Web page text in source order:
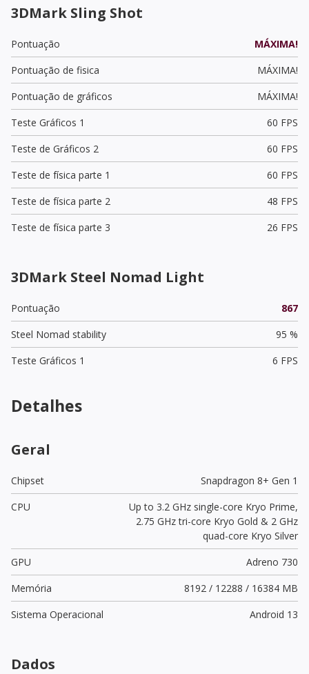
3DMark Sling Shot
Pontuação
MÁXIMA!
Pontuação de fisica
MÁXIMA!
Pontuação de gráficos
MÁXIMA!
Teste Gráficos 1
60 FPS
Teste de Gráficos 2
60 FPS
Teste de física parte 1
60 FPS
Teste de física parte 2
48 FPS
Teste de física parte 3
26 FPS
3DMark Steel Nomad Light
Pontuação
867
Steel Nomad stability
95 %
Teste Gráficos 1
6 FPS
Detalhes
Geral
Chipset
Snapdragon 8+ Gen 1
CPU
Up to 3.2 GHz single-core Kryo Prime,
2.75 GHz tri-core Kryo Gold & 2 GHz
quad-core Kryo Silver
GPU
Adreno 730
Memória
8192 / 12288 / 16384 MB
Sistema Operacional
Android 13
Dados